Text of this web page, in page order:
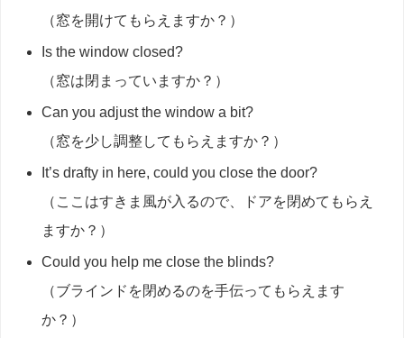
（窓を開けてもらえますか？）
Is the window closed?
（窓は閉まっていますか？）
Can you adjust the window a bit?
（窓を少し調整してもらえますか？）
It’s drafty in here, could you close the door?
（ここはすきま風が入るので、ドアを閉めてもらえ
ますか？）
Could you help me close the blinds?
（ブラインドを閉めるのを手伝ってもらえます
か？）